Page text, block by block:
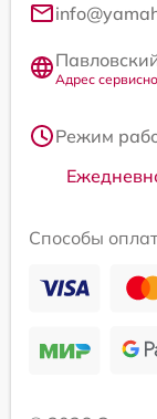
Адрес
Режим
Способы